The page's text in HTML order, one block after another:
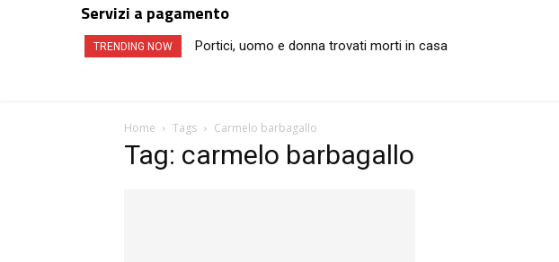
Servizi a pagamento
TRENDING NOW Portici, uomo e donna trovati morti in casa
Home Tags Carmelo barbagallo
Tag: carmelo barbagallo